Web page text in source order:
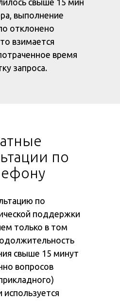
свыше 15 мин
выполнение
отклонено
взимается
время
запроса.
по
по
поддержки
только в том
свыше 15 минут
вопросов
используется